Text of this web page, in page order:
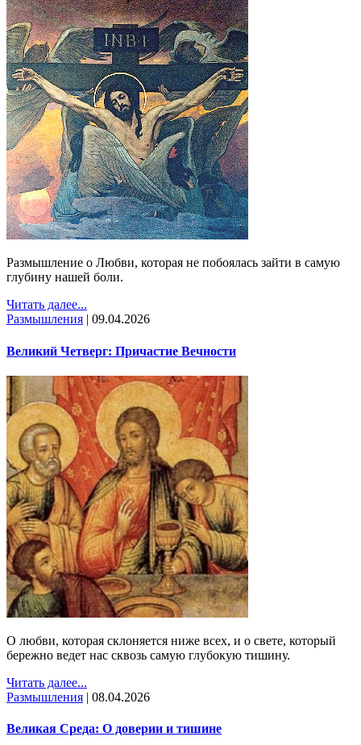
Размышление о Любви, которая не побоялась зайти в самую
глубину нашей боли.
Читать далее...
Размышления | 09.04.2026
Великий Четверг: Причастие Вечности
О любви, которая склоняется ниже всех, и о свете, который
бережно ведет нас сквозь самую глубокую тишину.
Читать далее...
Размышления | 08.04.2026
Великая Среда: О доверии и тишине